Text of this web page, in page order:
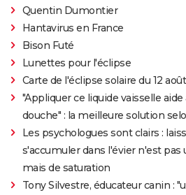
Quentin Dumontier
Hantavirus en France
Bison Futé
Lunettes pour l'éclipse
Carte de l'éclipse solaire du 12 août
"Appliquer ce liquide vaisselle
douche" : la meilleure solution
Les psychologues sont clairs :
s'accumuler dans l'évier n'est pas
mais de saturation
Tony Silvestre, éducateur canin :